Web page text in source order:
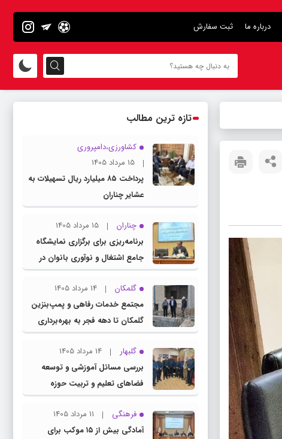
درباره ما ثبت سفارش
تازه ترین مطالب
کشاورزی،دامپروری
15 مرداد 1405
پرداخت ۸۵ میلیارد ریال تسهیلات به
عشایر چناران
چناران
15 مرداد 1405
برنامه‌ریزی برای برگزاری نمایشگاه
جامع اشتغال و نوآوری بانوان در
چناران
گلمکان
14 مرداد 1405
مجتمع خدمات رفاهی و پمپ‌بنزین
گلمکان تا دهه فجر به بهره‌برداری
می‌رسد
گلبهار
14 مرداد 1405
بررسی مسائل آموزشی و توسعه
فضاهای تعلیم و تربیت حوزه
انتخابیه در نشست مشترک عضو
کمیسیون آموزش مجلس با مدیرکل
آموزش و پرورش خراسان رضوی
فرهنگی
11 مرداد 1405
آمادگی بیش از ۱۵ موکب برای